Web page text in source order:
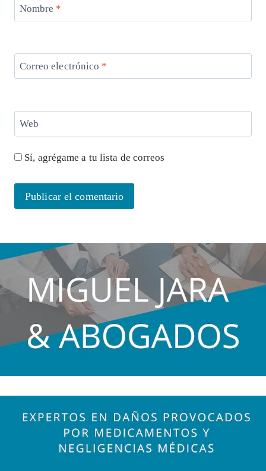
Nombre *
Correo electrónico *
Web
Sí, agrégame a tu lista de correos